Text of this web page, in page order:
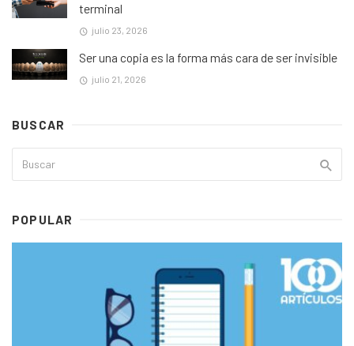
terminal
julio 23, 2026
Ser una copia es la forma más cara de ser invisible
julio 21, 2026
BUSCAR
POPULAR